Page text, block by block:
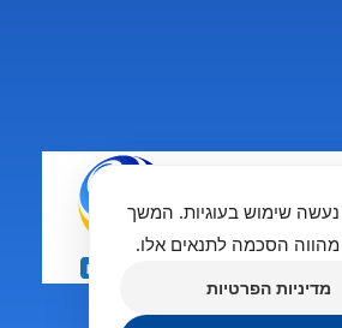
שימוש בעוגיות. המשך
הסכמה לתנאים אלו.
מדיניות הפרטיות